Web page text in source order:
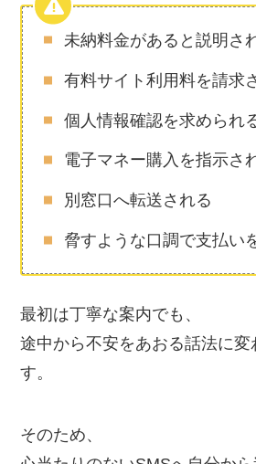
未納料金があると説明さ
有料サイト利用料を請求
個人情報確認を求められ
電子マネー購入を指示さ
別窓口へ転送される
脅すような口調で支払い
最初は丁寧な案内でも、
途中から不安をあおる話法に変
す。
そのため、